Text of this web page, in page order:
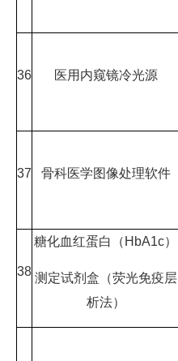
36 医用内窥镜冷光源
37 骨科医学图像处理软件
38
糖化血红蛋白（HbA1c）
测定试剂盒（荧光免疫层
析法）